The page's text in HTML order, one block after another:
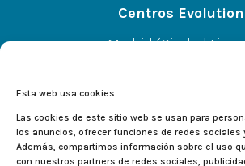
Esta web usa cookies
Las cookies de este sitio web se usan para
los anuncios, ofrecer funciones de redes sociales
Además, compartimos información sobre el uso
con nuestros partners de redes sociales,
Centros Evolution
Madrid (Ciudad
Alcalá de Henares
CC El Val L-233, C/